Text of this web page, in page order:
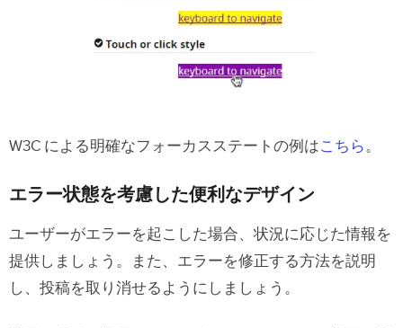
W3C による明確なフォーカスステートの例はこちら。
エラー状態を考慮した便利なデザイン
ユーザーがエラーを起こした場合、状況に応じた情報を
提供しましょう。また、エラーを修正する方法を説明
し、投稿を取り消せるようにしましょう。